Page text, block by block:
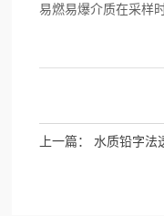
易燃易爆介质在采样
上一篇： 水质铅字法